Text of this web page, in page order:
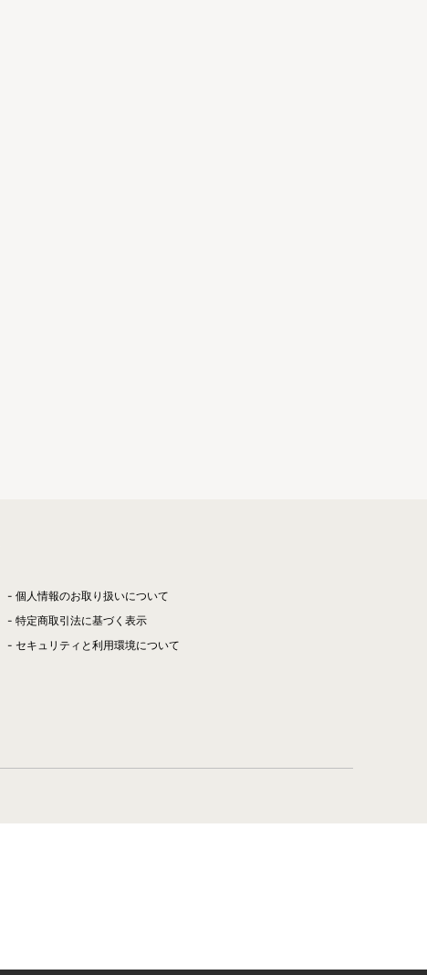
個人情報のお取り扱いについて
特定商取引法に基づく表示
セキュリティと利用環境について